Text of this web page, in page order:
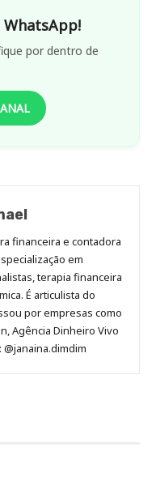
WhatsApp!
por dentro de
financeira e contadora
em
terapia financeira
É articulista do
por empresas como
Agência Dinheiro Vivo